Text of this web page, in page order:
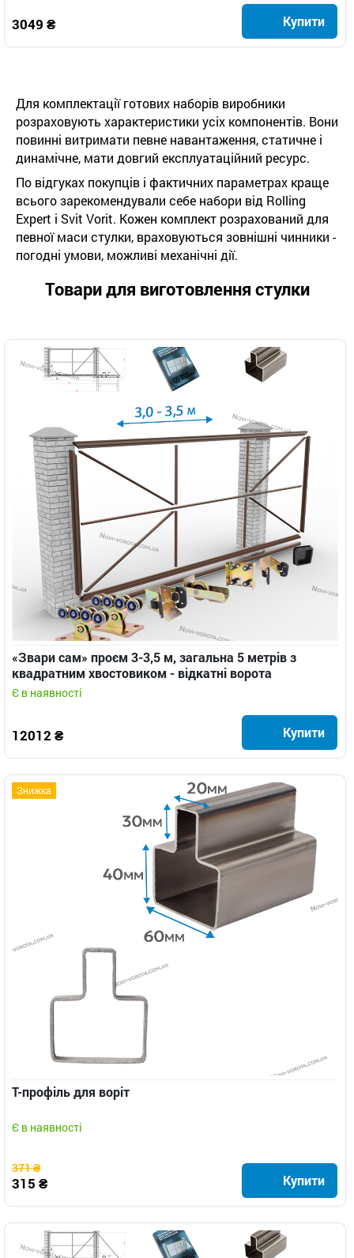
3049 ₴ Купити
Для комплектації готових наборів виробники
розраховують характеристики усіх компонентів. Вони
повинні витримати певне навантаження, статичне і
динамічне, мати довгий експлуатаційний ресурс.
По відгуках покупців і фактичних параметрах краще
всього зарекомендували себе набори від Rolling
Expert і Svit Vorit. Кожен комплект розрахований для
певної маси стулки, враховуються зовнішні чинники -
погодні умови, можливі механічні дії.
Товари для виготовлення стулки
«Звари сам» проєм 3-3,5 м, загальна 5 метрів з
квадратним хвостовиком - відкатні ворота
Є в наявності
12012 ₴ Купити
Знижка
Т-профіль для воріт
Є в наявності
371 ₴
315 ₴ Купити